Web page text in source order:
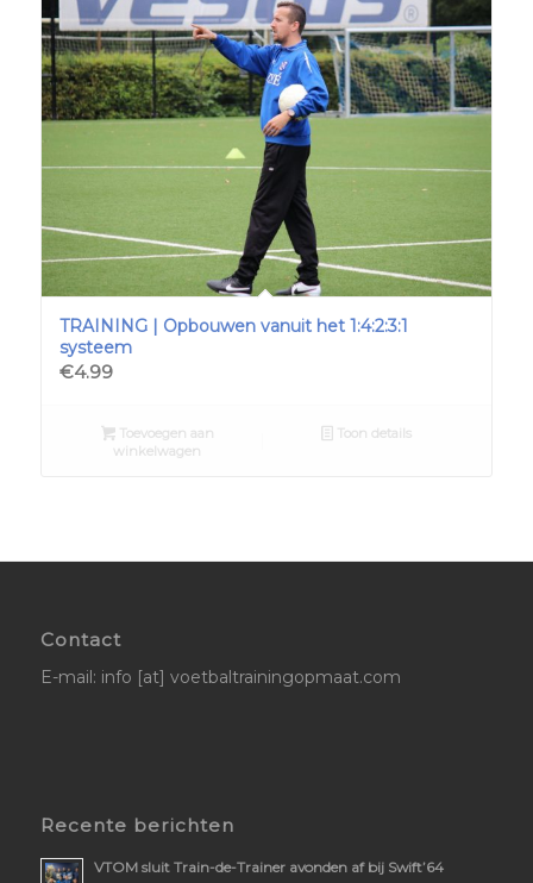
TRAINING | Opbouwen vanuit het 1:4:2:3:1
systeem
€4.99
Toevoegen aan
winkelwagen
Toon details
Contact
E-mail: info [at] voetbaltrainingopmaat.com
Recente berichten
VTOM sluit Train-de-Trainer avonden af bij Swift’64